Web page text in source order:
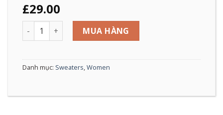
£29.00
Union Sweater NLY Trend số lượng
MUA HÀNG
Danh mục: Sweaters,Women